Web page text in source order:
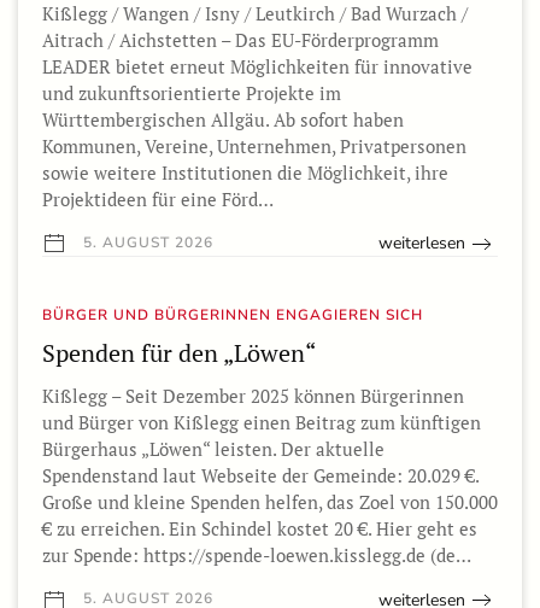
Kißlegg / Wangen / Isny / Leutkirch / Bad Wurzach /
Aitrach / Aichstetten – Das EU-Förderprogramm
LEADER bietet erneut Möglichkeiten für innovative
und zukunftsorientierte Projekte im
Württembergischen Allgäu. Ab sofort haben
Kommunen, Vereine, Unternehmen, Privatpersonen
sowie weitere Institutionen die Möglichkeit, ihre
Projektideen für eine Förd…
5. AUGUST 2026 weiterlesen
BÜRGER UND BÜRGERINNEN ENGAGIEREN SICH
Spenden für den „Löwen“
Kißlegg – Seit Dezember 2025 können Bürgerinnen
und Bürger von Kißlegg einen Beitrag zum künftigen
Bürgerhaus „Löwen“ leisten. Der aktuelle
Spendenstand laut Webseite der Gemeinde: 20.029 €.
Große und kleine Spenden helfen, das Zoel von 150.000
€ zu erreichen. Ein Schindel kostet 20 €. Hier geht es
zur Spende: https://spende-loewen.kisslegg.de (de…
5. AUGUST 2026 weiterlesen